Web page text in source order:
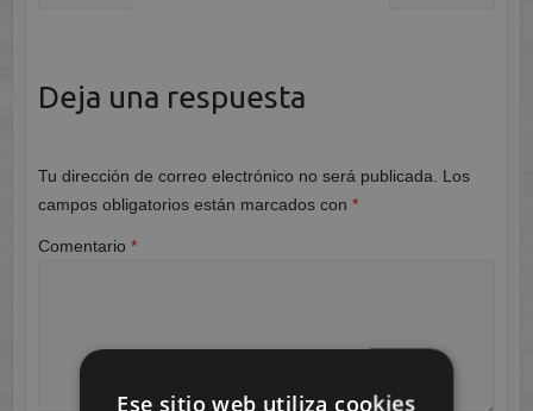
Deja una respuesta
Tu dirección de correo electrónico no será publicada.
Los
campos obligatorios están marcados con *
Comentario *
Ese sitio web utiliza cookies